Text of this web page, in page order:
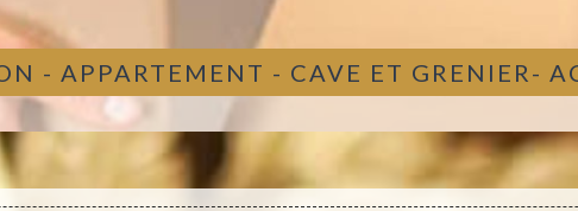
- APPARTEMENT - CAVE ET GRENIER-